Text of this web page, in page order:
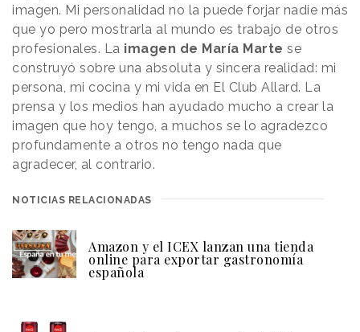
imagen. Mi personalidad no la puede forjar nadie más
que yo pero mostrarla al mundo es trabajo de otros
profesionales. La imagen de María Marte se
construyó sobre una absoluta y sincera realidad: mi
persona, mi cocina y mi vida en El Club Allard. La
prensa y los medios han ayudado mucho a crear la
imagen que hoy tengo, a muchos se lo agradezco
profundamente a otros no tengo nada que
agradecer, al contrario.
NOTICIAS RELACIONADAS
Amazon y el ICEX lanzan una tienda
online para exportar gastronomía
española